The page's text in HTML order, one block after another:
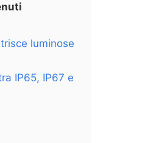
luminose
IP65, IP67 e